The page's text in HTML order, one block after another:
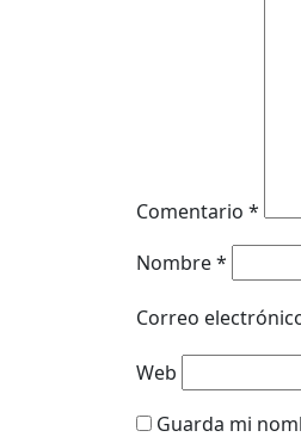
Comentario *
Nombre*
Correo
Web
Guarda mi